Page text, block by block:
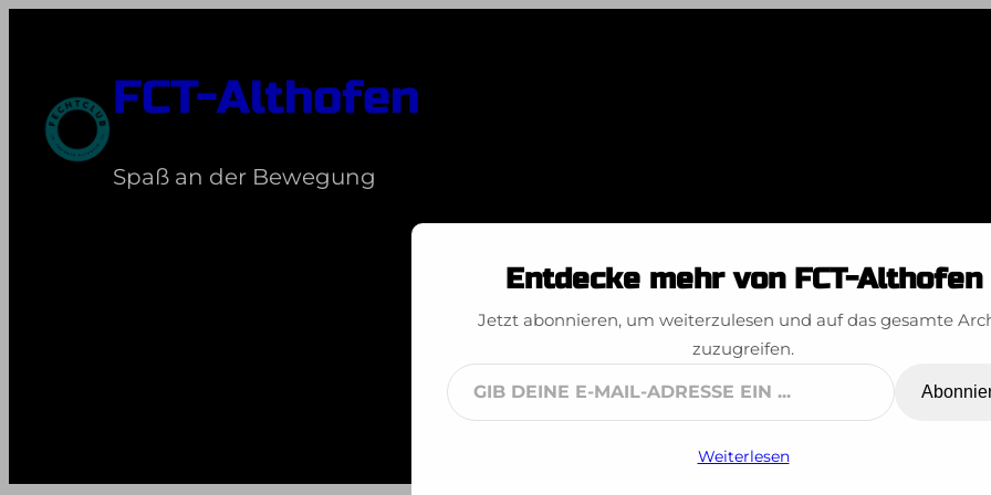
springen FCT-Althofen
Spaß an der Bewegung
Nikolo
Entdecke mehr von FCT-Althofen
Jetzt abonnieren, um weiterzulesen und auf das gesamte
zuzugreifen.
Gib
deine
Weiterlesen